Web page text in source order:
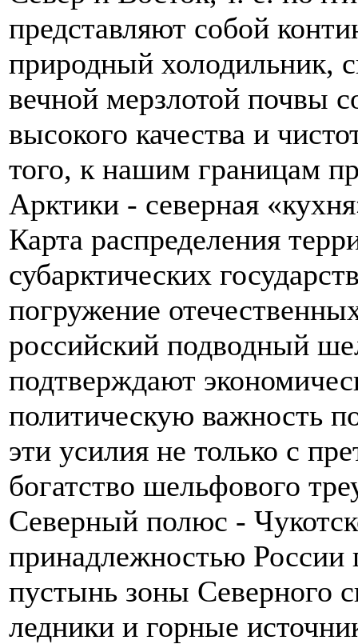
представляют собой
природный холодильник,
вечной мерзлотой почвы
высокого качества и
того, к нашим границам
Арктики - северная
Карта распределения
субарктических
погружение
российский подводный
подтверждают
политическую важность
эти усилия не только с
богатство шельфового
Северный полюс -
принадлежностью России
пустынь зоны Северного
ледники и горные